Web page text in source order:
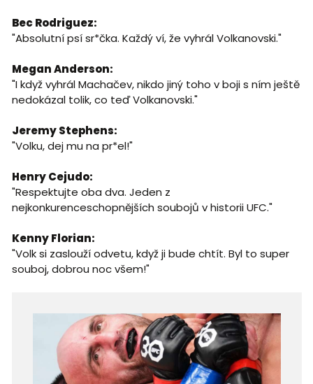
Bec Rodriguez:
"Absolutní psí sr*čka. Každý ví, že vyhrál Volkanovski."
Megan Anderson:
"I když vyhrál Machačev, nikdo jiný toho v boji s ním ještě
nedokázal tolik, co teď Volkanovski."
Jeremy Stephens:
"Volku, dej mu na pr*el!"
Henry Cejudo:
"Respektujte oba dva. Jeden z
nejkonkurenceschopnějších soubojů v historii UFC."
Kenny Florian:
"Volk si zaslouží odvetu, když ji bude chtít. Byl to super
souboj, dobrou noc všem!"